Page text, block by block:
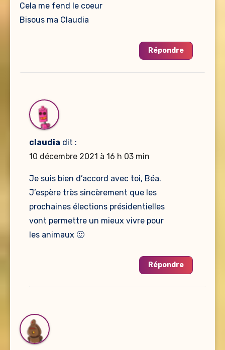
Cela me fend le coeur
Bisous ma Claudia
Répondre
claudia dit :
10 décembre 2021 à 16 h 03 min
Je suis bien d’accord avec toi, Béa.
J’espère très sincèrement que les
prochaines élections présidentielles
vont permettre un mieux vivre pour
les animaux 🙂
Répondre